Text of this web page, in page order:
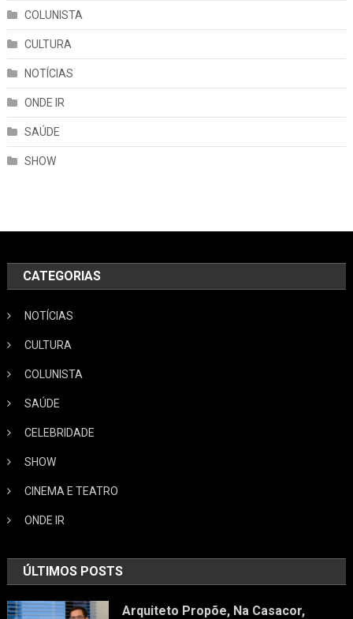
COLUNISTA
CULTURA
NOTÍCIAS
ONDE IR
SAÚDE
SHOW
CATEGORIAS
NOTÍCIAS
CULTURA
COLUNISTA
SAÚDE
CELEBRIDADE
SHOW
CINEMA E TEATRO
ONDE IR
ÚLTIMOS POSTS
Arquiteto Propõe, Na Casacor,